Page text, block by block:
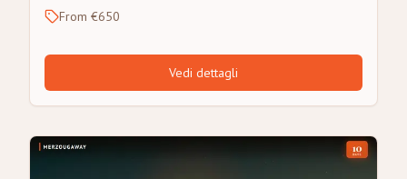
From €650
Vedi dettagli